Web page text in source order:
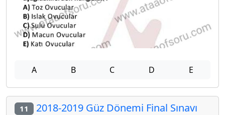
A B C D E
11 2018-2019 Güz Dönemi Final Sınavı